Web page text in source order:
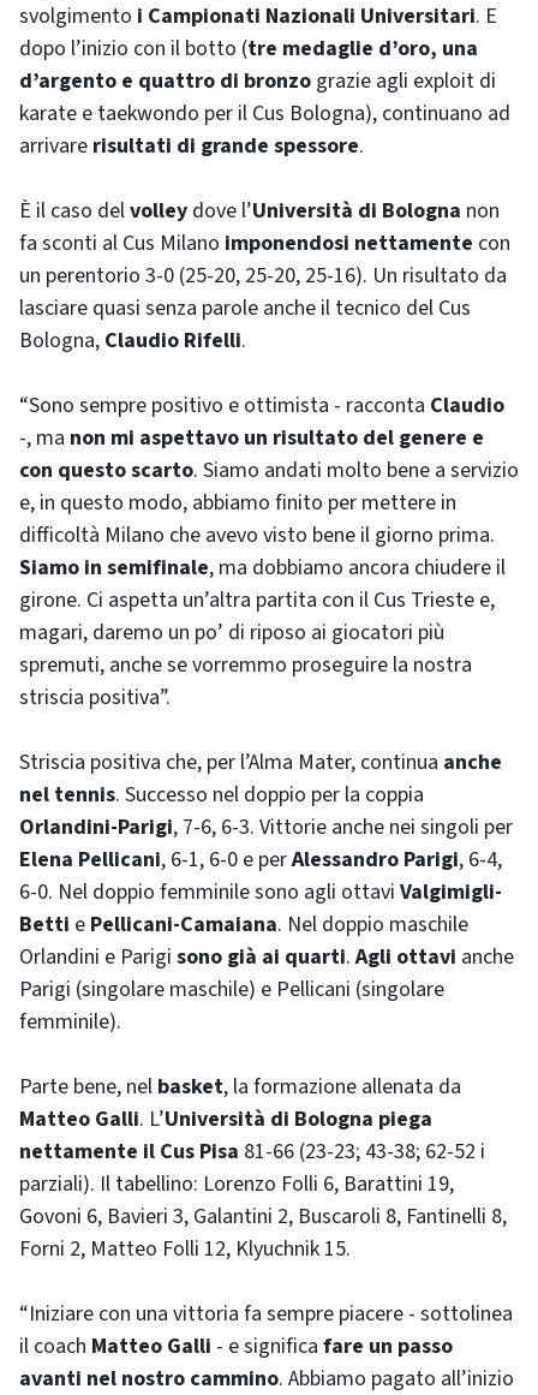
svolgimento i Campionati Nazionali Universitari. E
dopo l’inizio con il botto (tre medaglie d’oro, una
d’argento e quattro di bronzo grazie agli exploit di
karate e taekwondo per il Cus Bologna), continuano ad
arrivare risultati di grande spessore.
È il caso delvolley dove l’Università di Bologna non
fa sconti al Cus Milano imponendosi nettamente con
un perentorio 3-0 (25-20, 25-20, 25-16). Un risultato da
lasciare quasi senza parole anche il tecnico del Cus
Bologna, Claudio Rifelli.
“Sono sempre positivo e ottimista - racconta Claudio
-, ma non mi aspettavo un risultato del genere e
con questo scarto. Siamo andati molto bene a servizio
e, in questo modo, abbiamo finito per mettere in
difficoltà Milano che avevo visto bene il giorno prima.
Siamo in semifinale, ma dobbiamo ancora chiudere il
girone. Ci aspetta un’altra partita con il Cus Trieste e,
magari, daremo un po’ di riposo ai giocatori più
spremuti, anche se vorremmo proseguire la nostra
striscia positiva”.
Striscia positiva che, per l’Alma Mater, continua anche
nel tennis. Successo nel doppio per la coppia
Orlandini-Parigi, 7-6, 6-3. Vittorie anche nei singoli per
Elena Pellicani, 6-1, 6-0 e perAlessandro Parigi, 6-4,
6-0. Nel doppio femminile sono agli ottavi Valgimigli-
Betti e Pellicani-Camaiana. Nel doppio maschile
Orlandini e Parigi sono già ai quarti.Agli ottavi anche
Parigi (singolare maschile) e Pellicani (singolare
femminile).
Parte bene, nel basket, la formazione allenata da
Matteo Galli. L’Università di Bologna piega
nettamente il Cus Pisa 81-66 (23-23; 43-38; 62-52 i
parziali). Il tabellino: Lorenzo Folli 6, Barattini 19,
Govoni 6, Bavieri 3, Galantini 2, Buscaroli 8, Fantinelli 8,
Forni 2, Matteo Folli 12, Klyuchnik 15.
“Iniziare con una vittoria fa sempre piacere - sottolinea
il coach Matteo Galli - e significa fare un passo
avanti nel nostro cammino. Abbiamo pagato all’inizio